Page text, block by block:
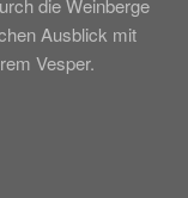
die Weinberge
Ausblick mit
Vesper.